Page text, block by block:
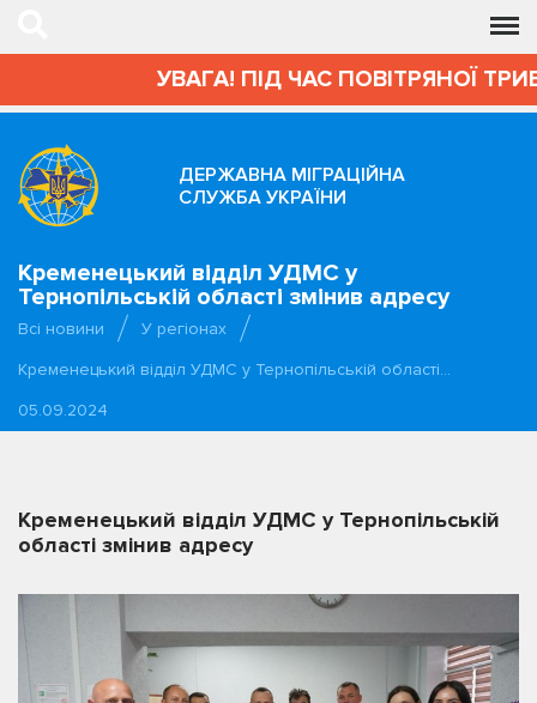
УВАГА! ПІД ЧАС ПОВІТРЯНОЇ
ДЕРЖАВНА МІГРАЦІЙНА
СЛУЖБА УКРАЇНИ
Кременецький відділ УДМС у
Тернопільській області змінив адресу
Всі новини
У регіонах
Кременецький відділ УДМС у Тернопільській області…
05.09.2024
Кременецький відділ УДМС у Тернопільській
області змінив адресу